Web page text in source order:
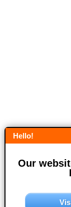
Hello!
Our